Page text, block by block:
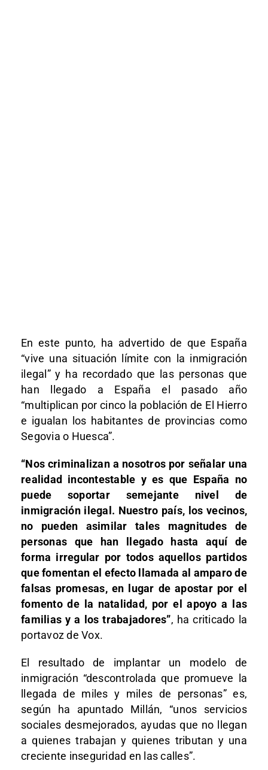
En este punto, ha advertido de que España
“vive una situación límite con la inmigración
ilegal” y ha recordado que las personas que
han llegado a España el pasado año
“multiplican por cinco la población de El Hierro
e igualan los habitantes de provincias como
Segovia o Huesca”.
“Nos criminalizan a nosotros por señalar una
realidad incontestable y es que España no
puede soportar semejante nivel de
inmigración ilegal. Nuestro país, los vecinos,
no pueden asimilar tales magnitudes de
personas que han llegado hasta aquí de
forma irregular por todos aquellos partidos
que fomentan el efecto llamada al amparo de
falsas promesas, en lugar de apostar por el
fomento de la natalidad, por el apoyo a las
familias y a los trabajadores”, ha criticado la
portavoz de Vox.
El resultado de implantar un modelo de
inmigración “descontrolada que promueve la
llegada de miles y miles de personas” es,
según ha apuntado Millán, “unos servicios
sociales desmejorados, ayudas que no llegan
a quienes trabajan y quienes tributan y una
creciente inseguridad en las calles”.